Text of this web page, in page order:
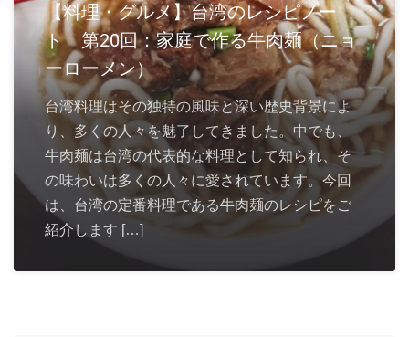
【料理・グルメ】台湾のレシピノー
ト 第20回：家庭で作る牛肉麺（ニョ
ーローメン）
台湾料理はその独特の風味と深い歴史背景によ
り、多くの人々を魅了してきました。中でも、
牛肉麺は台湾の代表的な料理として知られ、そ
の味わいは多くの人々に愛されています。今回
は、台湾の定番料理である牛肉麺のレシピをご
紹介します […]